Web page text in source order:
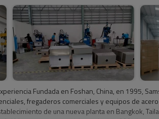
Fundada en Foshan, China, en 1995,
fregaderos comerciales y equipos de
de una nueva planta en Bangkok,